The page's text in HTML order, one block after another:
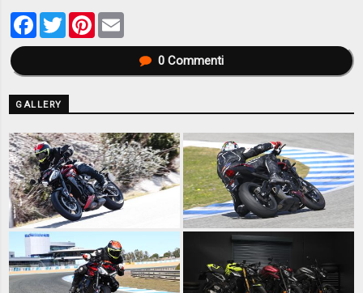
Facebook
TwitterPinterest
0Commenti
GALLERY